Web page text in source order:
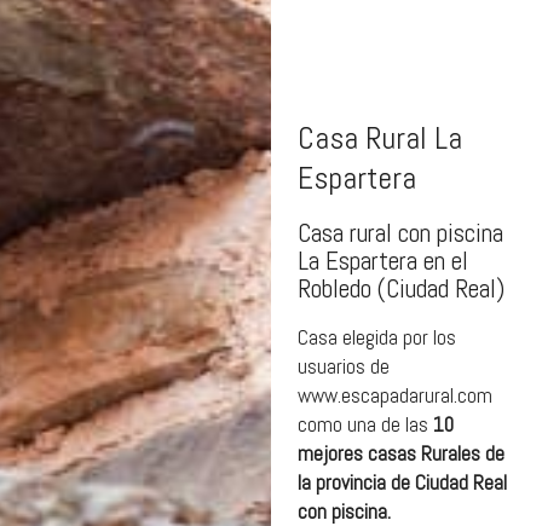
Casa Rural La
Espartera
Casa rural con piscina
La Espartera en el
Robledo (Ciudad Real)
Casa elegida por los
usuarios de
www.escapadarural.com
como una de las 10
mejores casas Rurales de
la provincia de Ciudad Real
con piscina.